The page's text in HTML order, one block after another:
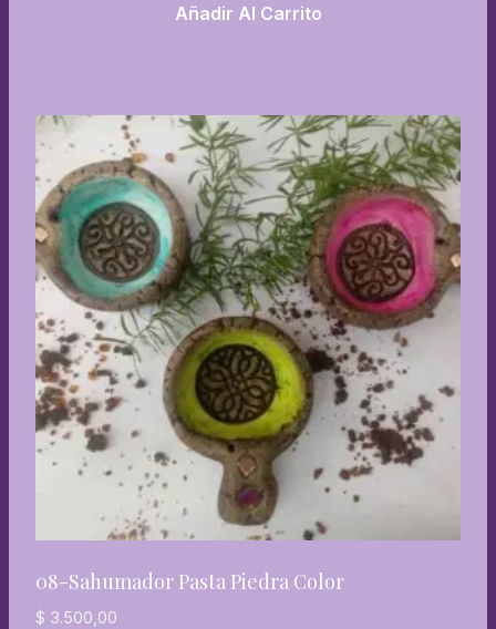
Añadir Al Carrito
08-Sahumador Pasta Piedra Color
$ 3.500,00